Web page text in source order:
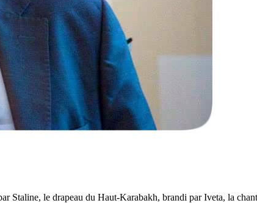
Staline, le drapeau du Haut-Karabakh, brandi par Iveta, la